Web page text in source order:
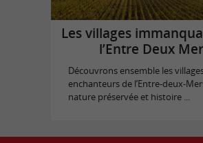
Les villages
l’Entre Deux
Découvrons ensemble les
enchanteurs de l’Entre-deux-
nature préservée et histoire ...